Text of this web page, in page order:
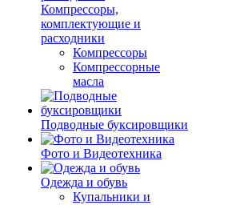
Компрессоры,
комплектующие и
расходники
Компрессоры
Компрессорные
масла
Подводные буксировщики
Фото и Видеотехника
Одежда и обувь
Купальники и